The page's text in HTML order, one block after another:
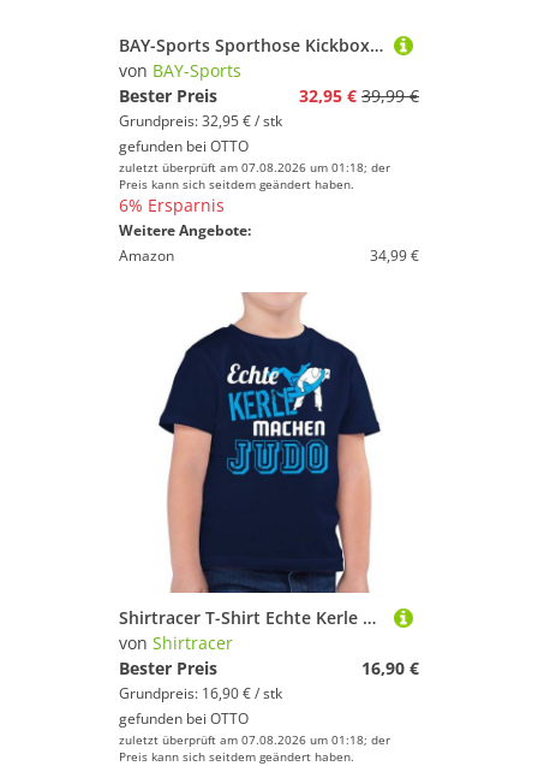
BAY-Sports Sporthose Kickboxhose GERMANY BRD Hose lang Kickboxen Kampfsport lange, leichte, locker sitzende Trainingshose, Schwarz/Rot/Gold
von BAY-Sports
Bester Preis
32,95 € 39,99 €
Grundpreis: 32,95 € / stk
gefunden bei OTTO
zuletzt überprüft am 07.08.2026 um 01:18; der
Preis kann sich seitdem geändert haben.
6% Ersparnis
Weitere Angebote:
Amazon
34,99 €
Shirtracer T-Shirt Echte Kerle machen Judo (1-tlg) Kinder Sport Kleidung
von Shirtracer
Bester Preis
16,90 €
Grundpreis: 16,90 € / stk
gefunden bei OTTO
zuletzt überprüft am 07.08.2026 um 01:18; der
Preis kann sich seitdem geändert haben.